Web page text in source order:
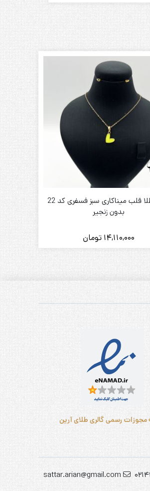
پلاک طلا قلب میناکاری سبز فسفری کد 22
بدون زنجیر
14,110,000 تومان
رسمی گالری طلای آرین
sattar.arian@gmail.com